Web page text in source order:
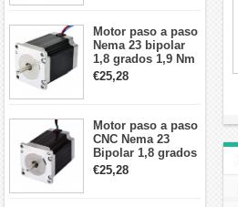
Motor paso a paso
Nema 23 bipolar
1,8 grados 1,9 Nm
2,8 A 3,2 V
57x57x76mm 4
€25,28
Motor paso a paso
CNC Nema 23
Bipolar 1,8 grados
1,9 Nm 3A 3,36 V
57x57x76mm 4
€25,28